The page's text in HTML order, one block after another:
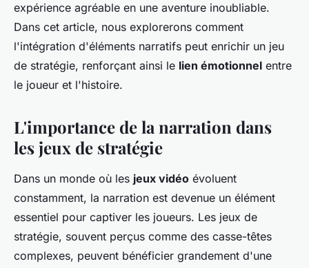
Victoire•5 juin 2024•8 min de lecture
expérience agréable en une aventure inoubliable.
Dans cet article, nous explorerons comment
l'intégration d'éléments narratifs peut enrichir un jeu
de stratégie, renforçant ainsi le lien émotionnel entre
le joueur et l'histoire.
L'importance de la narration dans
les jeux de stratégie
Dans un monde où les jeux vidéo évoluent
constamment, la narration est devenue un élément
essentiel pour captiver les joueurs. Les jeux de
stratégie, souvent perçus comme des casse-têtes
complexes, peuvent bénéficier grandement d'une